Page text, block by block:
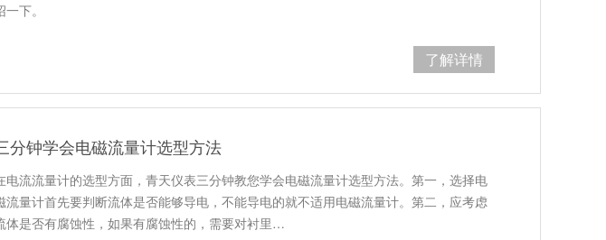
一下。
了解详情
分钟学会电磁流量计选型方法
电流流量计的选型方面，青天仪表三分钟教您学会电磁流量计选型方法。第一，选择电
流量计首先要判断流体是否能够导电，不能导电的就不适用电磁流量计。第二，应考虑
体是否有腐蚀性，如果有腐蚀性的，需要对衬里…